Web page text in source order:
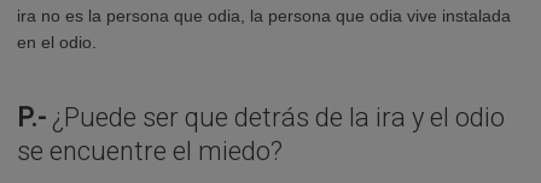
ira no es la persona que odia, la persona que odia vive instalada
en el odio.
P.- ¿Puede ser que detrás de la ira y el odio
se encuentre el miedo?